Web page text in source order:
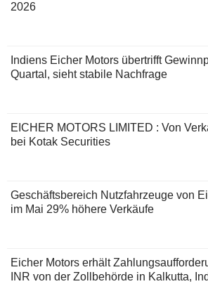
2026
Indiens Eicher Motors übertrifft
Quartal, sieht stabile Nachfrage
EICHER MOTORS LIMITED : Von
bei Kotak Securities
Geschäftsbereich Nutzfahrzeuge von
im Mai 29% höhere Verkäufe
Eicher Motors erhält
INR von der Zollbehörde in Kalkutta,